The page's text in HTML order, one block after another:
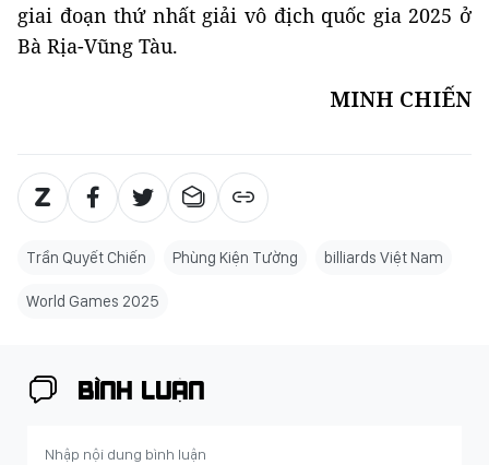
giai đoạn thứ nhất giải vô địch quốc gia 2025 ở
Bà Rịa-Vũng Tàu.
MINH CHIẾN
Trần Quyết Chiến Phùng Kiện Tường billiards Việt Nam
World Games 2025
BÌNH LUẬN